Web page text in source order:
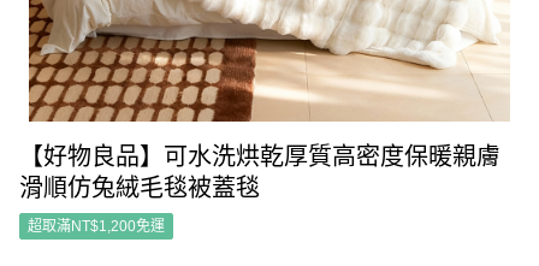
【好物良品】可水洗烘乾厚質高密度保暖親膚
滑順仿兔絨毛毯被蓋毯
超取滿NT$1,200免運